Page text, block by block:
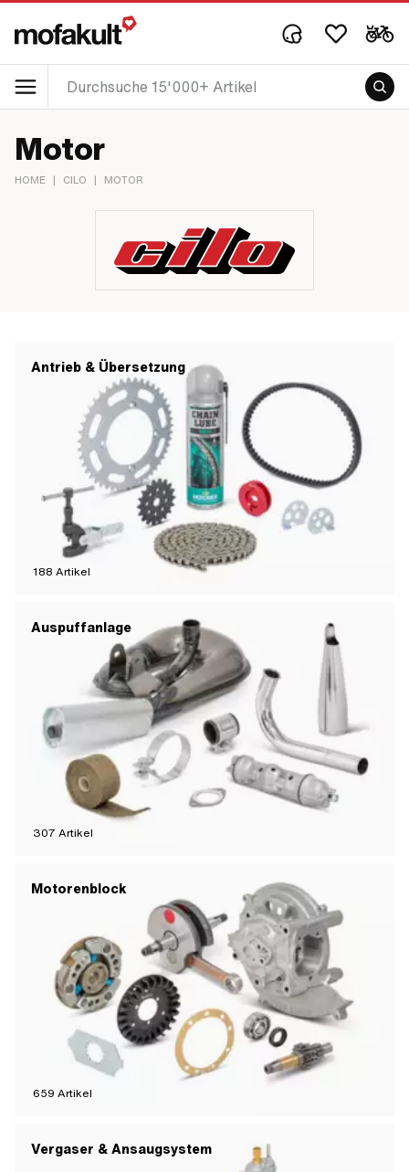
Motor
HOME | CILO | MOTOR
Antrieb & Übersetzung
188 Artikel
Auspuffanlage
307 Artikel
Motorenblock
659 Artikel
Vergaser & Ansaugsystem